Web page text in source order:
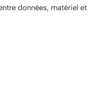
données, matériel et